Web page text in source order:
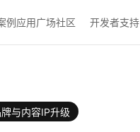
例应用广场社区 开发者支持
与内容IP升级